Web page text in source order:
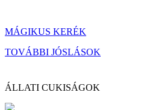
MÁGIKUS KERÉK
TOVÁBBI JÓSLÁSOK
ÁLLATI CUKISÁGOK